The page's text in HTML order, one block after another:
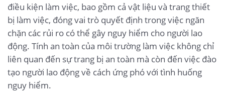
điều kiện làm việc, bao gồm cả vật liệu và trang thiết
bị làm việc, đóng vai trò quyết định trong việc ngăn
chặn các rủi ro có thể gây nguy hiểm cho người lao
động. Tính an toàn của môi trường làm việc không chỉ
liên quan đến sự trang bị an toàn mà còn đến việc đào
tạo người lao động về cách ứng phó với tình huống
nguy hiểm.